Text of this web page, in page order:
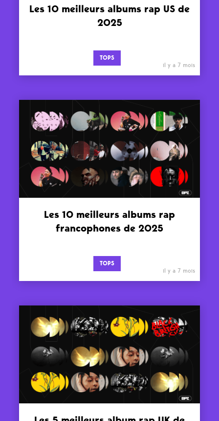
Les 10 meilleurs albums rap US de
2025
TOPS
il y a 7 mois
Les 10 meilleurs albums rap
francophones de 2025
TOPS
il y a 7 mois